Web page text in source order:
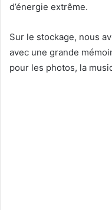
d’énergie extrême.
Sur le stockage, nous
avec une grande
pour les photos, la